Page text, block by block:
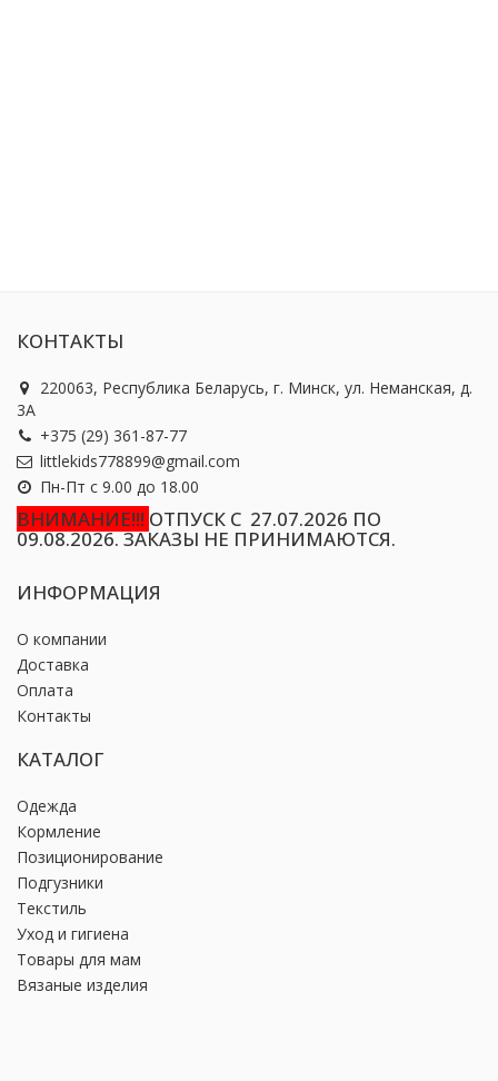
КОНТАКТЫ
220063, Республика Беларусь, г. Минск, ул. Неманская, д.
3А
+375 (29) 361-87-77
littlekids778899@gmail.com
Пн-Пт с 9.00 до 18.00
ВНИМАНИЕ!!! ОТПУСК С 27.07.2026 ПО
09.08.2026. ЗАКАЗЫ НЕ ПРИНИМАЮТСЯ.
ИНФОРМАЦИЯ
О компании
Доставка
Оплата
Контакты
КАТАЛОГ
Одежда
Кормление
Позиционирование
Подгузники
Текстиль
Уход и гигиена
Товары для мам
Вязаные изделия